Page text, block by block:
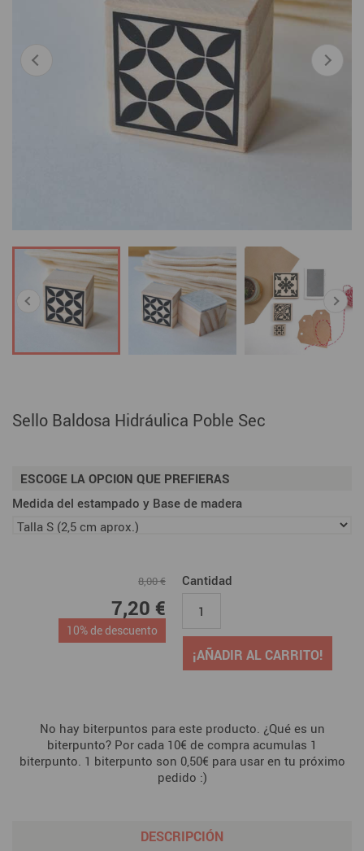
Sello Baldosa Hidráulica Poble Sec
ESCOGE LA OPCION QUE PREFIERAS
Medida del estampado y Base de madera
8,00 €
7,20 €
10% de descuento
Cantidad
¡AÑADIR AL CARRITO!
No hay biterpuntos para este producto. ¿Qué es un
biterpunto? Por cada 10€ de compra acumulas 1
biterpunto. 1 biterpunto son 0,50€ para usar en tu próximo
pedido :)
DESCRIPCIÓN